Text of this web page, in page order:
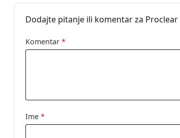
Indikator 'iznutra-izvana':
Da
Pakiranje
Proizvođač:
Dodajte pitanje ili komentar za Proclear
Komentar *
Ime *